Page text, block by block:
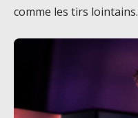
comme les tirs lointains.